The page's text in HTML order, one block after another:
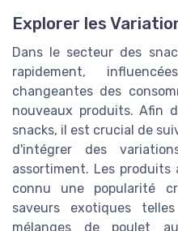
Explorer les
Dans le secteur des
rapidement,
changeantes des
nouveaux produits. Afin
snacks, il est crucial de
d'intégrer des
assortiment. Les produits
connu une popularité
saveurs exotiques
mélanges de poulet